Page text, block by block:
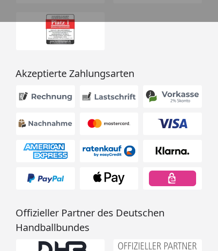
Akzeptierte Zahlungsarten
Offizieller Partner des Deutschen
Handballbundes